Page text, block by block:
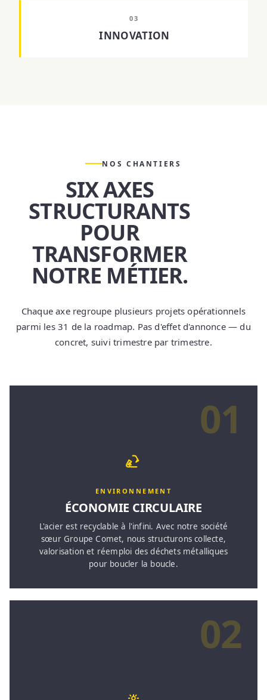
03
INNOVATION
NOS CHANTIERS
SIX AXES
STRUCTURANTS
POUR
TRANSFORMER
NOTRE MÉTIER.
Chaque axe regroupe plusieurs projets opérationnels
parmi les 31 de la roadmap. Pas d'effet d'annonce — du
concret, suivi trimestre par trimestre.
01
ENVIRONNEMENT
ÉCONOMIE CIRCULAIRE
L'acier est recyclable à l'infini. Avec notre société
sœur Groupe Comet, nous structurons collecte,
valorisation et réemploi des déchets métalliques
pour boucler la boucle.
02